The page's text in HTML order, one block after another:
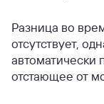
Разница во
отсутствует,
автоматически
отстающее от